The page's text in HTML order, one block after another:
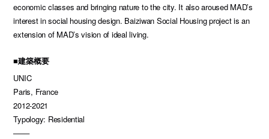
economic classes and bringing nature to the city. It also aroused MAD’s
interest in social housing design. Baiziwan Social Housing project is an
extension of MAD’s vision of ideal living.
■建築概要
UNIC
Paris, France
2012-2021
Typology: Residential
───